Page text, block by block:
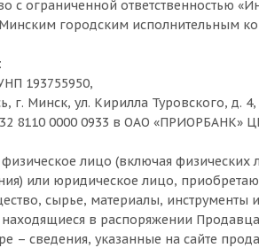
с ограниченной ответственностью
Минским городским исполнительным
193755950,
г. Минск, ул. Кирилла Туровского, д.
8110 0000 0933 в ОАО «ПРИОРБАНК»
лицо (включая
или юридическое лицо,
сырье, материалы, инструменты
находящиеся в распоряжении
– сведения, указанные на сайте